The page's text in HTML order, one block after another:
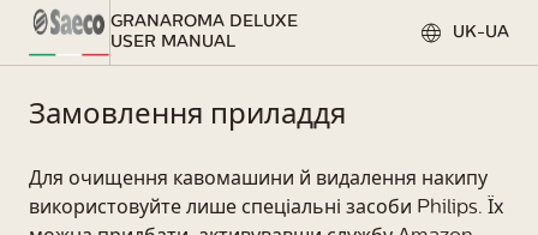
GRANAROMA DELUXE
USER MANUAL
UK-UA
Замовлення приладдя
Для очищення кавомашини й видалення накипу
використовуйте лише спеціальні засоби Philips. Їх